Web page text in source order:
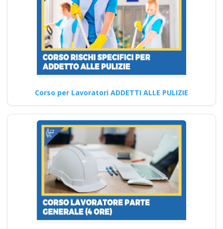
sul lavoro secondo la D.Lgs.
81/08 Nuovo accordo…
Continua
Corso Datore di
Lavoro Modulo
Aggiuntivo Cantieri
Edili 6 ore Corso di
aggiornamento
obbligatorio sul
datore di lavoro:
rischio medio
Quali sono le competenze
Corso per Lavoratori ADDETTI ALLE PULIZIE